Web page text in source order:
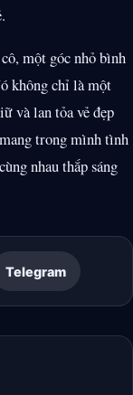
một góc nhỏ bình
không chỉ là một
và lan tỏa vẻ đẹp
trong mình tình
nhau thắp sáng
Telegram